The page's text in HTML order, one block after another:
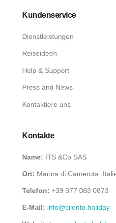
Kundenservice
Dienstleistungen
Reiseideen
Help & Support
Press and News
Kontaktiere uns
Kontakte
Name: ITS &Co SAS
Ort: Marina di Camerota,
Telefon: +39 377 083 0873
E-Mail: info@cilento.holiday